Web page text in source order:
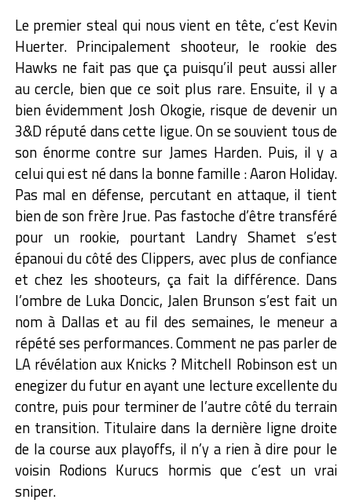
Le premier steal qui nous vient en tête, c’est Kevin
Huerter. Principalement shooteur, le rookie des
Hawks ne fait pas que ça puisqu’il peut aussi aller
au cercle, bien que ce soit plus rare. Ensuite, il y a
bien évidemment Josh Okogie, risque de devenir un
3&D réputé dans cette ligue. On se souvient tous de
son énorme contre sur James Harden. Puis, il y a
celui qui est né dans la bonne famille : Aaron Holiday.
Pas mal en défense, percutant en attaque, il tient
bien de son frère Jrue. Pas fastoche d’être transféré
pour un rookie, pourtant Landry Shamet s’est
épanoui du côté des Clippers, avec plus de confiance
et chez les shooteurs, ça fait la différence. Dans
l’ombre de Luka Doncic, Jalen Brunson s’est fait un
nom à Dallas et au fil des semaines, le meneur a
répété ses performances. Comment ne pas parler de
LA révélation aux Knicks ? Mitchell Robinson est un
enegizer du futur en ayant une lecture excellente du
contre, puis pour terminer de l’autre côté du terrain
en transition. Titulaire dans la dernière ligne droite
de la course aux playoffs, il n’y a rien à dire pour le
voisin Rodions Kurucs hormis que c’est un vrai
sniper.